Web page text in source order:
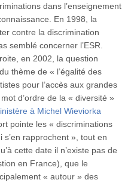
dans l’enseignement
En 1998, la
contre la discrimination
semblé concerner l’ESR.
en 2002, la question
thème de « l’égalité des
pour l’accès aux grandes
d’ordre de la « diversité »
à Michel Wieviorka
pointe les « discriminations
rapprochent », tout en
cette date il n’existe pas de
en France), que le
« autour » des